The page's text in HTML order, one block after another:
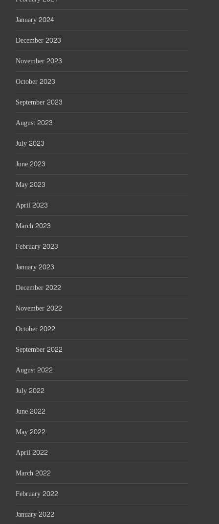
January 2024
December 2023
November 2023
October 2023
September 2023
August 2023
July 2023
June 2023
May 2023
April 2023
March 2023
February 2023
January 2023
December 2022
November 2022
October 2022
September 2022
August 2022
July 2022
June 2022
May 2022
April 2022
March 2022
February 2022
January 2022